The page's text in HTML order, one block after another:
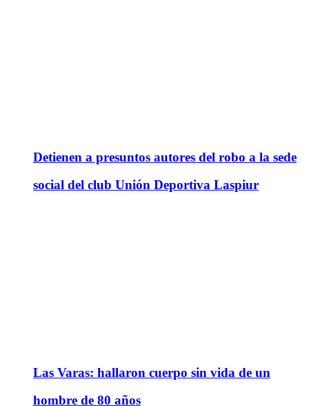
Detienen a presuntos autores del robo a la sede
social del club Unión Deportiva Laspiur
Las Varas: hallaron cuerpo sin vida de un
hombre de 80 años